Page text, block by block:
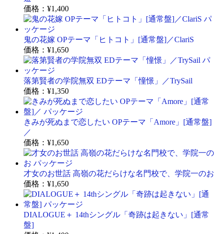
価格： ¥1,400
鬼の花嫁 OPテーマ「ヒトコト」[通常盤]／ClariS
価格： ¥1,650
落第賢者の学院無双 EDテーマ「憧憬」／TrySail
価格： ¥1,350
きみが死ぬまで恋したい OPテーマ「Amore」[通常盤]
／
価格： ¥1,650
才女のお世話 高嶺の花だらけな名門校で、学院一のお
価格： ¥1,650
DIALOGUE＋ 14thシングル「奇跡は起きない」[通常
盤]